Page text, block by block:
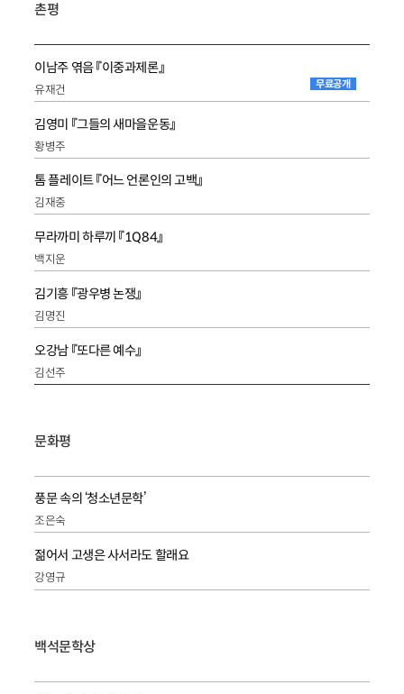
촌평
이남주 엮음 『이중과제론』
유재건 무료공개
김영미 『그들의 새마을운동』
황병주
톰 플레이트 『어느 언론인의 고백』
김재중
무라까미 하루끼 『1Q84』
백지운
김기흥 『광우병 논쟁』
김명진
오강남 『또다른 예수』
김선주
문화평
풍문 속의 ‘청소년문학’
조은숙
젊어서 고생은 사서라도 할래요
강영규
백석문학상